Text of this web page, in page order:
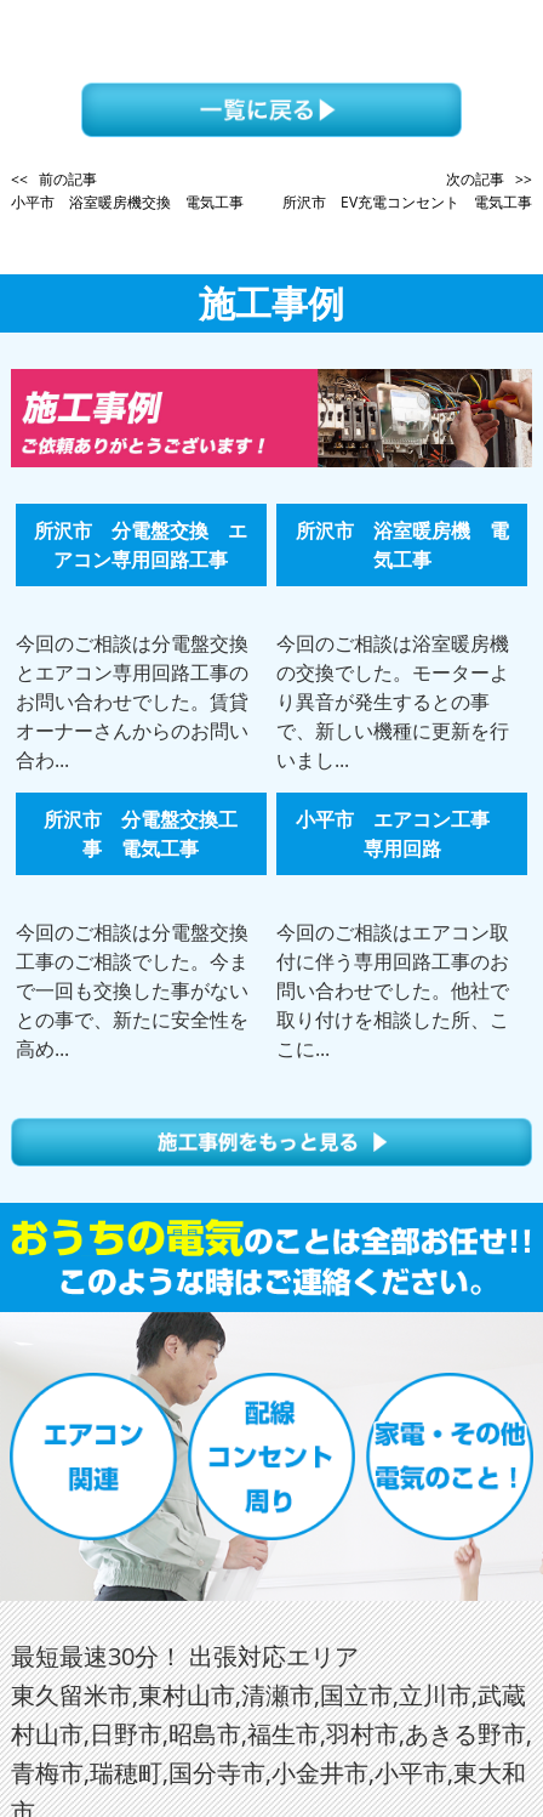
<< 前の記事
小平市 浴室暖房機交換 電気工事
次の記事 >>
所沢市 EV充電コンセント 電気工事
施工事例
所沢市 分電盤交換 エ
アコン専用回路工事
今回のご相談は分電盤交換
とエアコン専用回路工事の
お問い合わせでした。賃貸
オーナーさんからのお問い
合わ...
所沢市 浴室暖房機 電
気工事
今回のご相談は浴室暖房機
の交換でした。モーターよ
り異音が発生するとの事
で、新しい機種に更新を行
いまし...
所沢市 分電盤交換工
事 電気工事
今回のご相談は分電盤交換
工事のご相談でした。今ま
で一回も交換した事がない
との事で、新たに安全性を
高め...
小平市 エアコン工事
専用回路
今回のご相談はエアコン取
付に伴う専用回路工事のお
問い合わせでした。他社で
取り付けを相談した所、こ
こに...
最短最速30分！ 出張対応エリア
東久留米市,東村山市,清瀬市,国立市,立川市,武蔵
村山市,日野市,昭島市,福生市,羽村市,あきる野市,
青梅市,瑞穂町,国分寺市,小金井市,小平市,東大和